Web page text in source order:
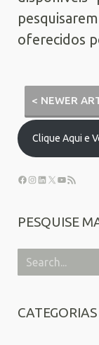
oferecidos
< NEWER
Clique Aqui e
PESQUISE
CATEGORIAS